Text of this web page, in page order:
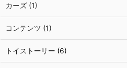
カーズ (1)
コンテンツ (1)
トイストーリー (6)